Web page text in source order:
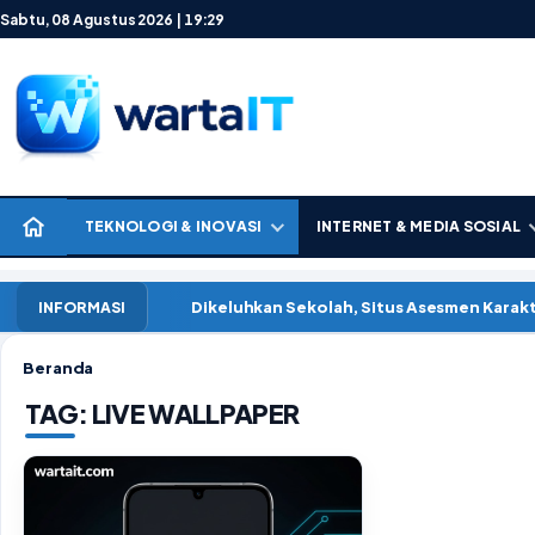
Lewati ke konten
Sabtu, 08 Agustus 2026 | 19:29
TEKNOLOGI & INOVASI INTERNET & MEDIA SOSIAL
INFORMASI Dikeluhkan Sekolah, Situs Asesmen
Beranda
TAG: LIVE WALLPAPER